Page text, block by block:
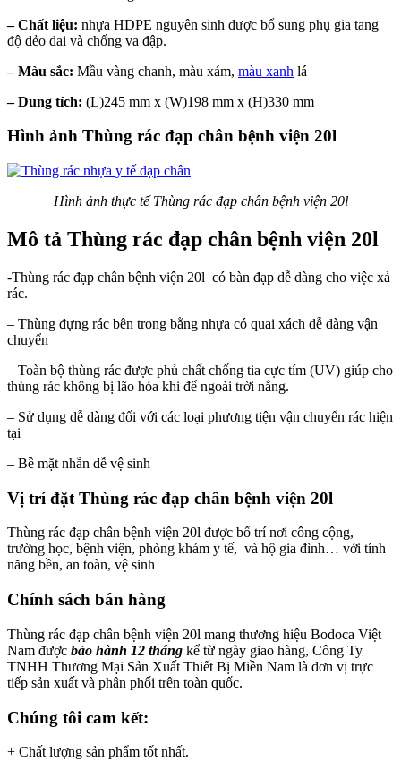
– Chất liệu: nhựa HDPE nguyên sinh được bổ sung phụ gia tang
độ dẻo dai và chống va đập.
– Màu sắc: Mầu vàng chanh, màu xám, màu xanh lá
– Dung tích: (L)245 mm x (W)198 mm x (H)330 mm
Hình ảnh Thùng rác đạp chân bệnh viện 20l
Hình ảnh thực tế Thùng rác đạp chân bệnh viện 20l
Mô tả Thùng rác đạp chân bệnh viện 20l
-Thùng rác đạp chân bệnh viện 20l có bàn đạp dễ dàng cho việc xả
rác.
– Thùng đựng rác bên trong bằng nhựa có quai xách dễ dàng vận
chuyển
– Toàn bộ thùng rác được phủ chất chống tia cực tím (UV) giúp cho
thùng rác không bị lão hóa khi để ngoài trời nắng.
– Sử dụng dễ dàng đối với các loại phương tiện vận chuyển rác hiện
tại
– Bề mặt nhẵn dễ vệ sinh
Vị trí đặt Thùng rác đạp chân bệnh viện 20l
Thùng rác đạp chân bệnh viện 20l được bố trí nơi công cộng,
trường học, bệnh viện, phòng khám y tế, và hộ gia đình… với tính
năng bền, an toàn, vệ sinh
Chính sách bán hàng
Thùng rác đạp chân bệnh viện 20l mang thương hiệu Bodoca Việt
Nam được bảo hành 12 tháng kể từ ngày giao hàng, Công Ty
TNHH Thương Mại Sản Xuất Thiết Bị Miền Nam là đơn vị trực
tiếp sản xuất và phân phối trên toàn quốc.
Chúng tôi cam kết:
+ Chất lượng sản phẩm tốt nhất.